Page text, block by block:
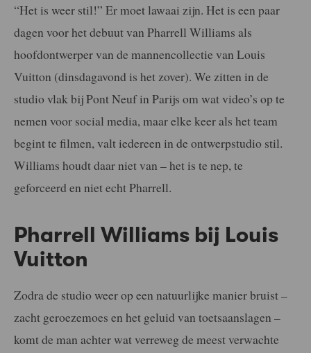
“Het is weer stil!” Er moet lawaai zijn. Het is een paar
dagen voor het debuut van Pharrell Williams als
hoofdontwerper van de mannencollectie van Louis
Vuitton (dinsdagavond is het zover). We zitten in de
studio vlak bij Pont Neuf in Parijs om wat video’s op te
nemen voor social media, maar elke keer als het team
begint te filmen, valt iedereen in de ontwerpstudio stil.
Williams houdt daar niet van – het is te nep, te
geforceerd en niet echt Pharrell.
Pharrell Williams bij Louis
Vuitton
Zodra de studio weer op een natuurlijke manier bruist –
zacht geroezemoes en het geluid van toetsaanslagen –
komt de man achter wat verreweg de meest verwachte